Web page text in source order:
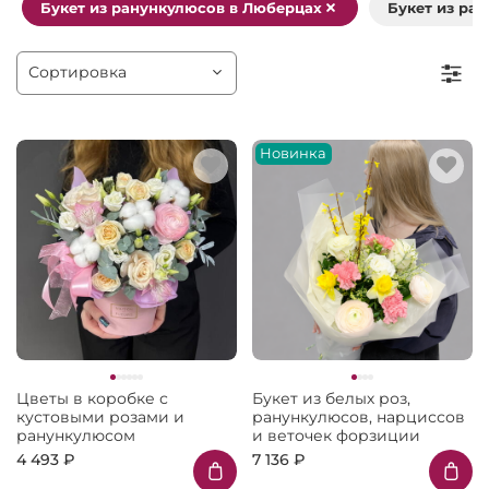
Букет из ранункулюсов в Люберцах Букет из
Цветы в коробке с
кустовыми розами и
ранункулюсом
4 493 ₽
Новинка
Букет из белых роз,
ранункулюсов, нарциссов
и веточек форзиции
7 136 ₽